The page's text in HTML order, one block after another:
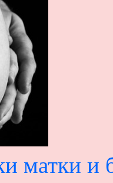
матки и